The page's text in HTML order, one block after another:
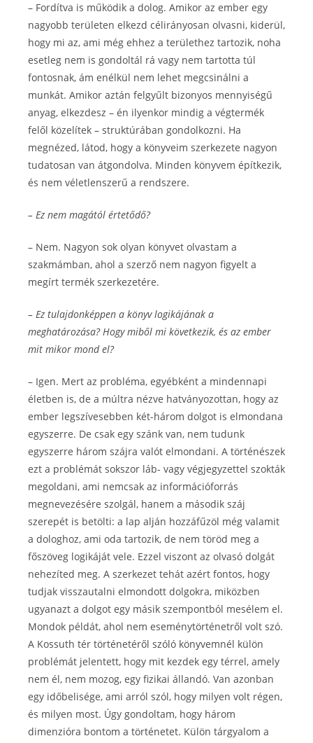
– Fordítva is működik a dolog. Amikor az ember egy
nagyobb területen elkezd célirányosan olvasni, kiderül,
hogy mi az, ami még ehhez a területhez tartozik, noha
esetleg nem is gondoltál rá vagy nem tartotta túl
fontosnak, ám enélkül nem lehet megcsinálni a
munkát. Amikor aztán felgyűlt bizonyos mennyiségű
anyag, elkezdesz – én ilyenkor mindig a végtermék
felől közelítek – struktúrában gondolkozni. Ha
megnézed, látod, hogy a könyveim szerkezete nagyon
tudatosan van átgondolva. Minden könyvem építkezik,
és nem véletlenszerű a rendszere.
– Ez nem magától értetődő?
– Nem. Nagyon sok olyan könyvet olvastam a
szakmámban, ahol a szerző nem nagyon figyelt a
megírt termék szerkezetére.
– Ez tulajdonképpen a könyv logikájának a
meghatározása? Hogy miből mi következik, és az ember
mit mikor mond el?
– Igen. Mert az probléma, egyébként a mindennapi
életben is, de a múltra nézve hatványozottan, hogy az
ember legszívesebben két-három dolgot is elmondana
egyszerre. De csak egy szánk van, nem tudunk
egyszerre három szájra valót elmondani. A történészek
ezt a problémát sokszor láb- vagy végjegyzettel szokták
megoldani, ami nemcsak az információforrás
megnevezésére szolgál, hanem a második száj
szerepét is betölti: a lap alján hozzáfűzöl még valamit
a dologhoz, ami oda tartozik, de nem töröd meg a
főszöveg logikáját vele. Ezzel viszont az olvasó dolgát
nehezíted meg. A szerkezet tehát azért fontos, hogy
tudjak visszautalni elmondott dolgokra, miközben
ugyanazt a dolgot egy másik szempontból mesélem el.
Mondok példát, ahol nem eseménytörténetről volt szó.
A Kossuth tér történetéről szóló könyvemnél külön
problémát jelentett, hogy mit kezdek egy térrel, amely
nem él, nem mozog, egy fizikai állandó. Van azonban
egy időbelisége, ami arról szól, hogy milyen volt régen,
és milyen most. Úgy gondoltam, hogy három
dimenzióra bontom a történetet. Külön tárgyalom a